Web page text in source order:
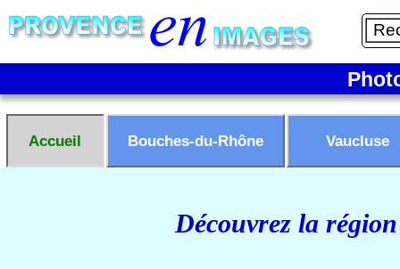
Accueil Bouches-du-Rhône Vaucluse
Découvrez la